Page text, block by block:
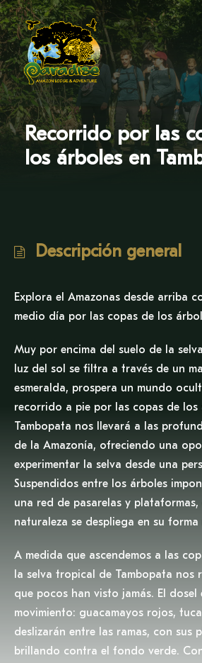
Recorrido por las
los árboles en
Descripción general
Explora el Amazonas desde arriba
medio día por las copas de los
Muy por encima del suelo de la
luz del sol se filtra a través de un
esmeralda, prospera un mundo
recorrido a pie por las copas de los
Tambopata nos llevará a las
de la Amazonía, ofreciendo una
experimentar la selva desde una
Suspendidos entre los árboles
una red de pasarelas y
naturaleza se despliega en su forma
A medida que ascendemos a las
la selva tropical de Tambopata nos
que pocos han visto jamás. El dosel
movimiento: guacamayos rojos,
deslizarán entre las ramas, con sus
brillando contra el fondo verde.